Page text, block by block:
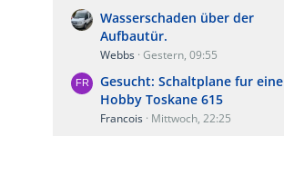
Wasserschaden über der
Aufbautür.
Webbs Gestern, 09:55
Gesucht: Schaltplane fur eine
Hobby Toskane 615
Francois Mittwoch, 22:25